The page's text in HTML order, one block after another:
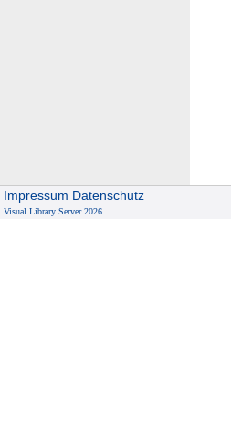
Impressum Datenschutz
Visual Library Server 2026